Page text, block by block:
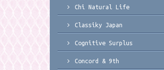
Chi Natural Life
Classiky Japan
Cognitive Surplus
Concord & 9th